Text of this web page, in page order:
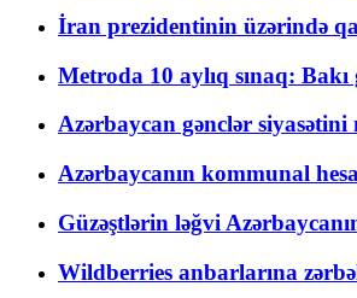
İran prezidentinin üzərində
Metroda 10 aylıq sınaq: Bakı
Azərbaycan gənclər siyasətini
Azərbaycanın kommunal
Güzəştlərin ləğvi
Wildberries anbarlarına